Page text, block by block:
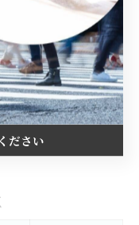
らに、調査内容や
金の発生やトラブ
利用できるよう、
頼性の高い証拠収
、依頼者からの安
ださい
ださい